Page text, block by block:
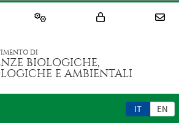
DI
BIOLOGICHE,
E AMBIENTALI
IT EN